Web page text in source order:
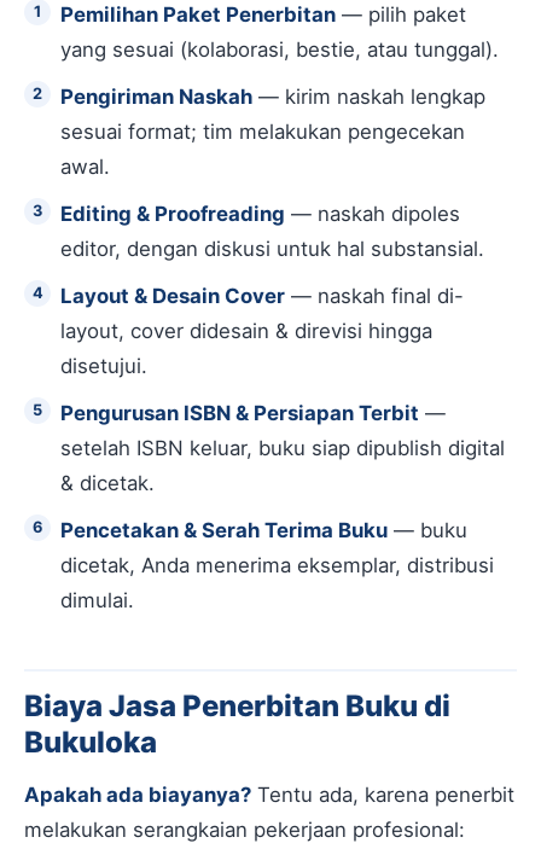
Pemilihan Paket Penerbitan — pilih paket
yang sesuai (kolaborasi, bestie, atau tunggal).
Pengiriman Naskah — kirim naskah lengkap
sesuai format; tim melakukan pengecekan
awal.
Editing & Proofreading — naskah dipoles
editor, dengan diskusi untuk hal substansial.
Layout & Desain Cover — naskah final di-
layout, cover didesain & direvisi hingga
disetujui.
Pengurusan ISBN & Persiapan Terbit —
setelah ISBN keluar, buku siap dipublish digital
& dicetak.
Pencetakan & Serah Terima Buku — buku
dicetak, Anda menerima eksemplar, distribusi
dimulai.
Biaya Jasa Penerbitan Buku di
Bukuloka
Apakah ada biayanya? Tentu ada, karena penerbit
melakukan serangkaian pekerjaan profesional: